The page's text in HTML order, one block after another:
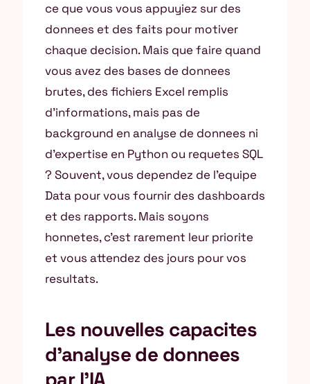
ce que vous vous appuyiez sur des
donnees et des faits pour motiver
chaque decision. Mais que faire quand
vous avez des bases de donnees
brutes, des fichiers Excel remplis
d’informations, mais pas de
background en analyse de donnees ni
d’expertise en Python ou requetes SQL
? Souvent, vous dependez de l’equipe
Data pour vous fournir des dashboards
et des rapports. Mais soyons
honnetes, c’est rarement leur priorite
et vous attendez des jours pour vos
resultats.
Les nouvelles capacites
d’analyse de donnees